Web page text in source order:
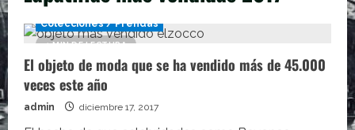
1 MIN DE LECTURA
Colecciones / Prendas
El objeto de moda que se ha vendido más de 45.000
veces este año
admin diciembre 17, 2017